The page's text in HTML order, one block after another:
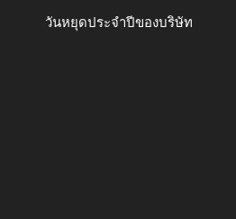
วันหยุดประจำปีของบริษัท